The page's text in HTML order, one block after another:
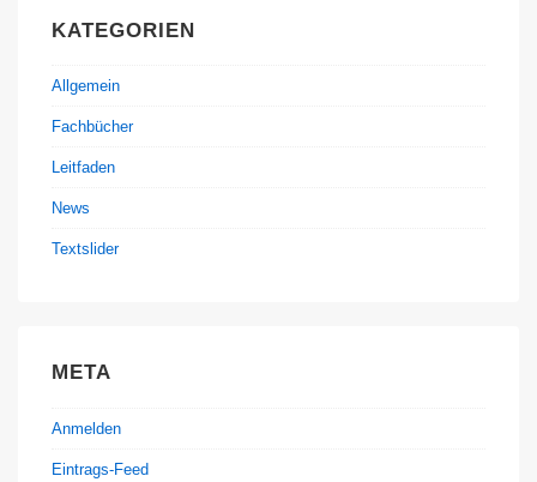
KATEGORIEN
Allgemein
Fachbücher
Leitfaden
News
Textslider
META
Anmelden
Eintrags-Feed